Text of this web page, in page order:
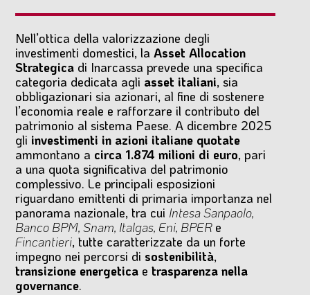
Nell’ottica della valorizzazione degli
investimenti domestici, la Asset Allocation
Strategica di Inarcassa prevede una specifica
categoria dedicata agli asset italiani, sia
obbligazionari sia azionari, al fine di sostenere
l’economia reale e rafforzare il contributo del
patrimonio al sistema Paese. A dicembre 2025
gli investimenti in azioni italiane quotate
ammontano a circa 1.874 milioni di euro, pari
a una quota significativa del patrimonio
complessivo. Le principali esposizioni
riguardano emittenti di primaria importanza nel
panorama nazionale, tra cui Intesa Sanpaolo,
Banco BPM, Snam, Italgas, Eni, BPER e
Fincantieri, tutte caratterizzate da un forte
impegno nei percorsi di sostenibilità,
transizione energetica e trasparenza nella
governance.